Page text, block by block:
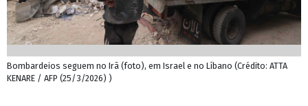
Bombardeios seguem no Irã (foto), em Israel e no Líbano (Crédito: ATTA
KENARE / AFP (25/3/2026) )